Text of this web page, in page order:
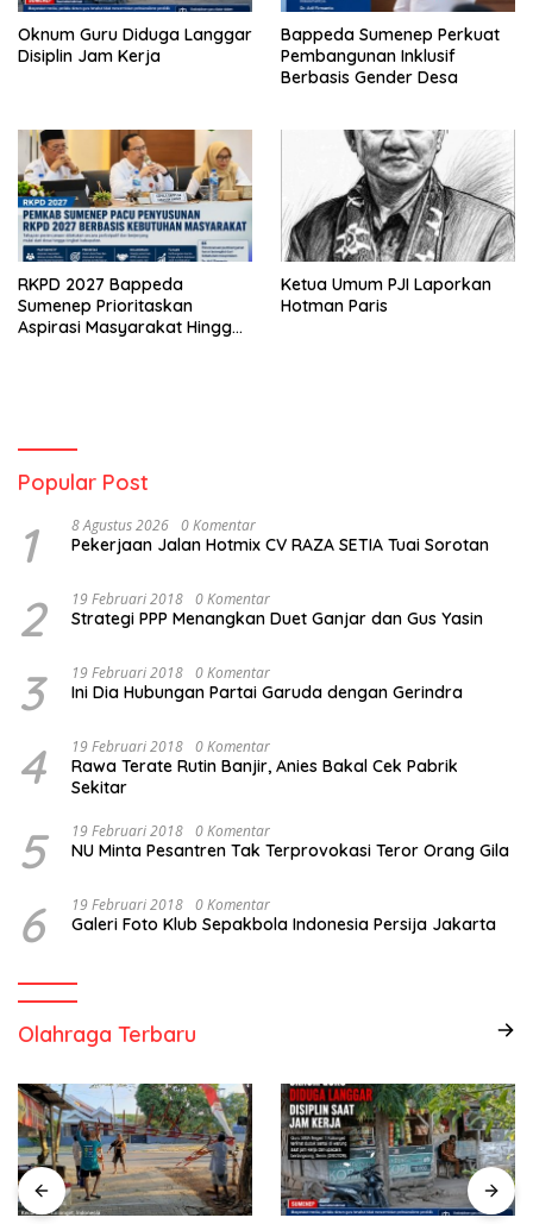
Oknum Guru Diduga Langgar
Disiplin Jam Kerja
Bappeda Sumenep Perkuat
Pembangunan Inklusif
Berbasis Gender Desa
RKPD 2027 Bappeda
Sumenep Prioritaskan
Aspirasi Masyarakat Hingga
Ketua Umum PJI Laporkan
Hotman Paris
Popular Post
1 8 Agustus 2026 0 Komentar
Pekerjaan Jalan Hotmix CV RAZA SETIA Tuai Sorotan
2 19 Februari 2018 0 Komentar
Strategi PPP Menangkan Duet Ganjar dan Gus Yasin
3 19 Februari 2018 0 Komentar
Ini Dia Hubungan Partai Garuda dengan Gerindra
4 19 Februari 2018 0 Komentar
Rawa Terate Rutin Banjir, Anies Bakal Cek Pabrik
Sekitar
5 19 Februari 2018 0 Komentar
NU Minta Pesantren Tak Terprovokasi Teror Orang Gila
6 19 Februari 2018 0 Komentar
Galeri Foto Klub Sepakbola Indonesia Persija Jakarta
Olahraga Terbaru